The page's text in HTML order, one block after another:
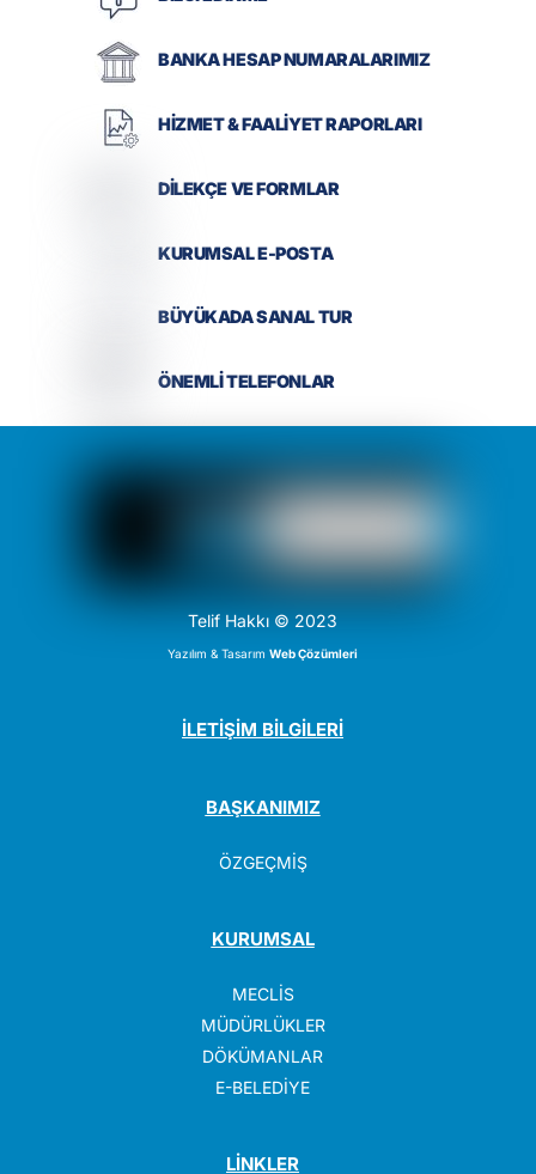
BANKA HESAP NUMARALARIMIZ
HİZMET & FAALİYET RAPORLARI
DİLEKÇE VE FORMLAR
KURUMSAL E-POSTA
BÜYÜKADA SANAL TUR
ÖNEMLİ TELEFONLAR
Telif Hakkı © 2023
Yazılım & TasarımWeb Çözümleri
İLETİŞİM BİLGİLERİ
BAŞKANIMIZ
ÖZGEÇMİŞ
KURUMSAL
MECLİS
MÜDÜRLÜKLER
DÖKÜMANLAR
E-BELEDİYE
LİNKLER